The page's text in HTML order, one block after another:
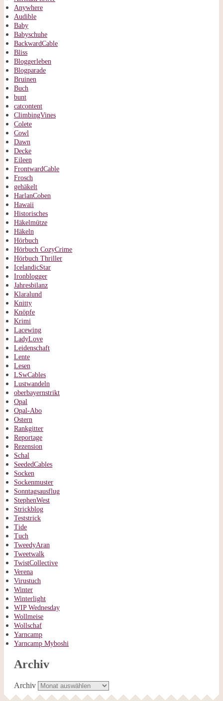
Anywhere
Audible
Baby
Babyschuhe
BackwardCable
Bliss
Bloggerleben
Blogparade
Bruinen
Buch
bunt
catcontent
ClimbingVines
Colete
Cowl
Dawn
Decke
Eileen
FrontwardCable
Frosch
gehäkelt
HarlanCoben
Hawaii
Historisches
Häkelmütze
Häkeln
Hörbuch
Hörbuch CozyCrime
Hörbuch Thriller
IcelandicStar
Ironblogger
Jahresbilanz
Klaralund
Knitty
Knöpfe
Krimi
Lacewing
LadyLove
Leidenschaft
Lente
Lesen
LSwCables
Lustwandeln
oberbayernstrikt
Opal
Opal-Abo
Ostern
Rankgitter
Reportage
Rezension
Schal
SeededCables
Socken
Sockenmuster
Sonntagsausflug
StephenWest
Strickblog
Teststrick
Tide
Tuch
TweedyAran
Tweetwalk
TwistCollective
Verena
Virustuch
Winter
Winterlight
WIP Wednesday
Wollmeise
Wollschaf
Yarncamp
Yarncamp Myboshi
Archiv
Archiv